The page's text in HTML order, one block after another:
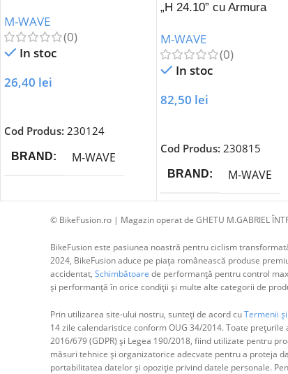
M-WAVE
(0)
In stoc
26,40 lei
Cod Produs: 230124
BRAND M-WAVE
„H 24.10” cu Armura
M-WAVE
(0)
In stoc
82,50 lei
Cod Produs: 230815
BRAND M-WAVE
© BikeFusion.ro | Magazin operat de GHETU M.GABRIEL
BikeFusion este pasiunea noastră pentru ciclism
2024, BikeFusion aduce pe piața românească produse
accidentat, Schimbătoare de performanță pentru control
și performanță în orice condiții și multe alte categorii de
Prin utilizarea site-ului nostru, sunteți de acord cuTermenii
14 zile calendaristice conform OUG 34/2014. Toate
2016/679 (GDPR) și Legea 190/2018, fiind utilizate pentru
măsuri tehnice și organizatorice adecvate pentru a proteja
portabilitatea datelor și opoziție privind datele personale.